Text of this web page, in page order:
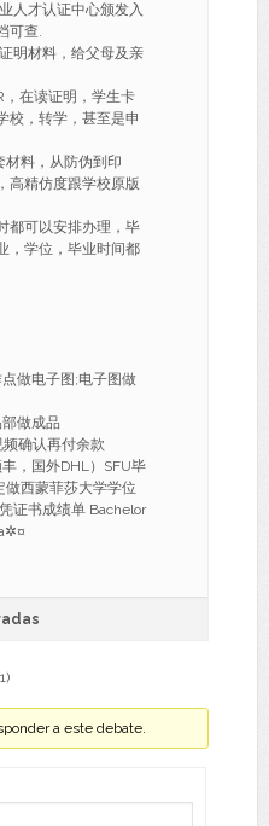
人才认证中心颁发入
可查.
明材料，给父母及亲
，在读证明，学生卡
校，转学，甚至是申
材料，从防伪到印
高精仿度跟学校原版
都可以安排办理，毕
，学位，毕业时间都
做电子图;电子图做
做成品
确认再付余款
，国外DHL）SFU毕
西蒙菲莎大学学位
证书成绩单 Bachelor
a este debate.